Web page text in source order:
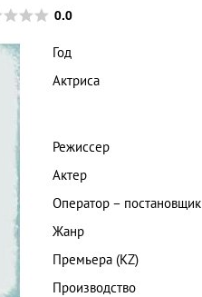
0.0
Год
Актриса
Режиссер
Актер
Оператор – постановщик
Жанр
Премьера (KZ)
Производство